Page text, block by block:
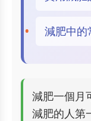
減肥中的
減肥一個月
減肥的人第